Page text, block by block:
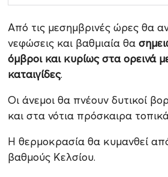
Από τις μεσημβρινές ώρες θα
νεφώσεις και βαθμιαία θα
όμβροι και κυρίως στα ορεινά
καταιγίδες.
Οι άνεμοι θα πνέουν δυτικοί
και στα νότια πρόσκαιρα
Η θερμοκρασία θα κυμανθεί
βαθμούς Κελσίου.